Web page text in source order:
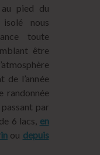
pied du
nous
toute
être
de l’année
randonnée
par
6 lacs, en
ou depuis